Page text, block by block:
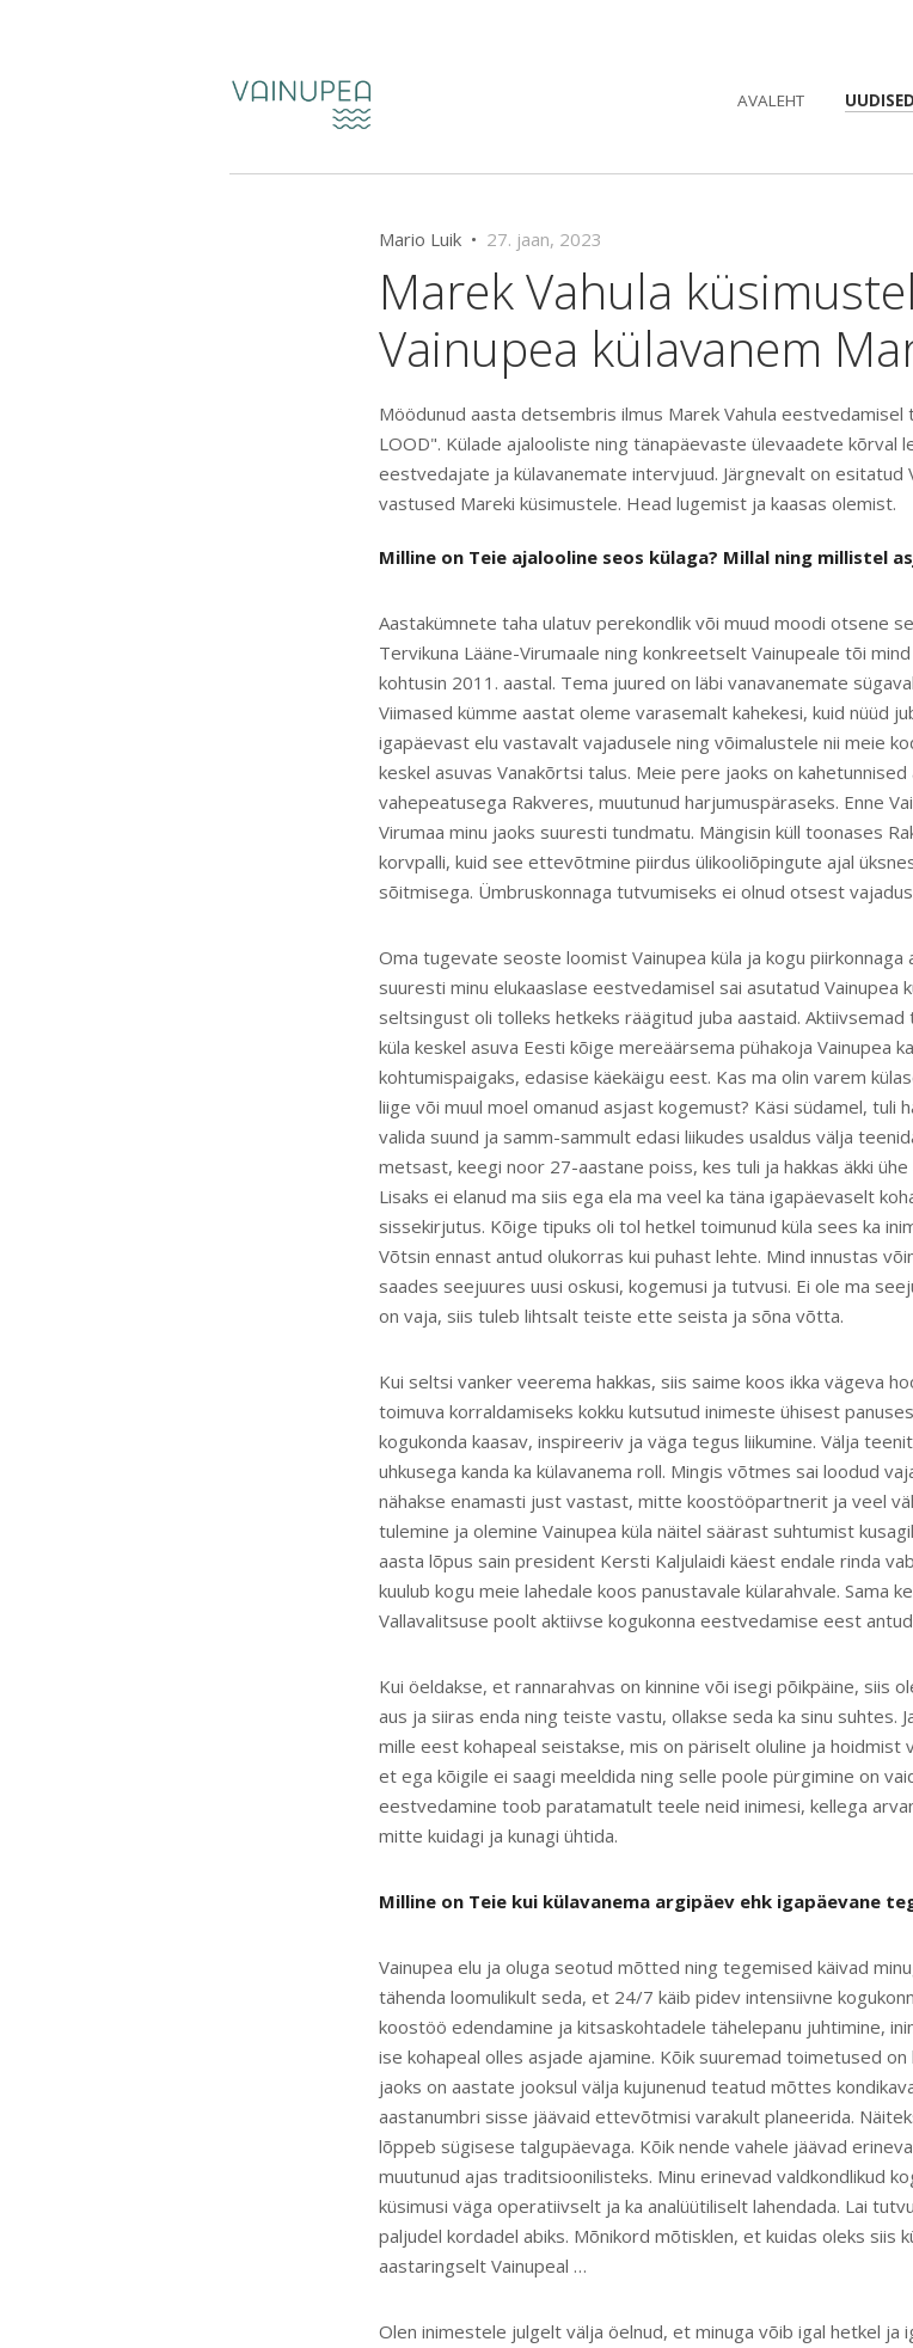
AVALEHT UUDISED
Mario Luik • 27. jaan, 2023
Marek Vahula
Vainupea külavanem
Möödunud aasta detsembris ilmus Marek Vahula eestvedamisel
LOOD". Külade ajalooliste ning tänapäevaste ülevaadete kõrval
eestvedajate ja külavanemate intervjuud. Järgnevalt on esitatud
vastused Mareki küsimustele. Head lugemist ja kaasas olemist.
Milline on Teie ajalooline seos külaga? Millal ning millistel
Aastakümnete taha ulatuv perekondlik või muud moodi otsene
Tervikuna Lääne-Virumaale ning konkreetselt Vainupeale tõi
kohtusin 2011. aastal. Tema juured on läbi vanavanemate
Viimased kümme aastat oleme varasemalt kahekesi, kuid nüüd
igapäevast elu vastavalt vajadusele ning võimalustele nii meie
keskel asuvas Vanakõrtsi talus. Meie pere jaoks on
vahepeatusega Rakveres, muutunud harjumuspäraseks. Enne
Virumaa minu jaoks suuresti tundmatu. Mängisin küll toonases
korvpalli, kuid see ettevõtmine piirdus ülikooliõpingute ajal
sõitmisega. Ümbruskonnaga tutvumiseks ei olnud otsest
Oma tugevate seoste loomist Vainupea küla ja kogu piirkonnaga
suuresti minu elukaaslase eestvedamisel sai asutatud Vainupea
seltsingust oli tolleks hetkeks räägitud juba aastaid.
küla keskel asuva Eesti kõige mereäärsema pühakoja Vainupea
kohtumispaigaks, edasise käekäigu eest. Kas ma olin varem
liige või muul moel omanud asjast kogemust? Käsi südamel, tuli
valida suund ja samm-sammult edasi liikudes usaldus välja
metsast, keegi noor 27-aastane poiss, kes tuli ja hakkas äkki
Lisaks ei elanud ma siis ega ela ma veel ka täna igapäevaselt
sissekirjutus. Kõige tipuks oli tol hetkel toimunud küla sees ka
Võtsin ennast antud olukorras kui puhast lehte. Mind innustas
saades seejuures uusi oskusi, kogemusi ja tutvusi. Ei ole ma
on vaja, siis tuleb lihtsalt teiste ette seista ja sõna võtta.
Kui seltsi vanker veerema hakkas, siis saime koos ikka vägeva
toimuva korraldamiseks kokku kutsutud inimeste ühisest
kogukonda kaasav, inspireeriv ja väga tegus liikumine. Välja
uhkusega kanda ka külavanema roll. Mingis võtmes sai loodud
nähakse enamasti just vastast, mitte koostööpartnerit ja veel
tulemine ja olemine Vainupea küla näitel säärast suhtumist
aasta lõpus sain president Kersti Kaljulaidi käest endale rinda
kuulub kogu meie lahedale koos panustavale külarahvale. Sama
Vallavalitsuse poolt aktiivse kogukonna eestvedamise eest
Kui öeldakse, et rannarahvas on kinnine või isegi põikpäine, siis
aus ja siiras enda ning teiste vastu, ollakse seda ka sinu suhtes.
mille eest kohapeal seistakse, mis on päriselt oluline ja hoidmist
et ega kõigile ei saagi meeldida ning selle poole pürgimine on
eestvedamine toob paratamatult teele neid inimesi, kellega
mitte kuidagi ja kunagi ühtida.
Milline on Teie kui külavanema argipäev ehk igapäevane
Vainupea elu ja oluga seotud mõtted ning tegemised käivad
tähenda loomulikult seda, et 24/7 käib pidev intensiivne
koostöö edendamine ja kitsaskohtadele tähelepanu juhtimine,
ise kohapeal olles asjade ajamine. Kõik suuremad toimetused
jaoks on aastate jooksul välja kujunenud teatud mõttes
aastanumbri sisse jäävaid ettevõtmisi varakult planeerida.
lõppeb sügisese talgupäevaga. Kõik nende vahele jäävad
muutunud ajas traditsioonilisteks. Minu erinevad valdkondlikud
küsimusi väga operatiivselt ja ka analüütiliselt lahendada. Lai
paljudel kordadel abiks. Mõnikord mõtisklen, et kuidas oleks siis
aastaringselt Vainupeal …
Olen inimestele julgelt välja öelnud, et minuga võib igal hetkel ja